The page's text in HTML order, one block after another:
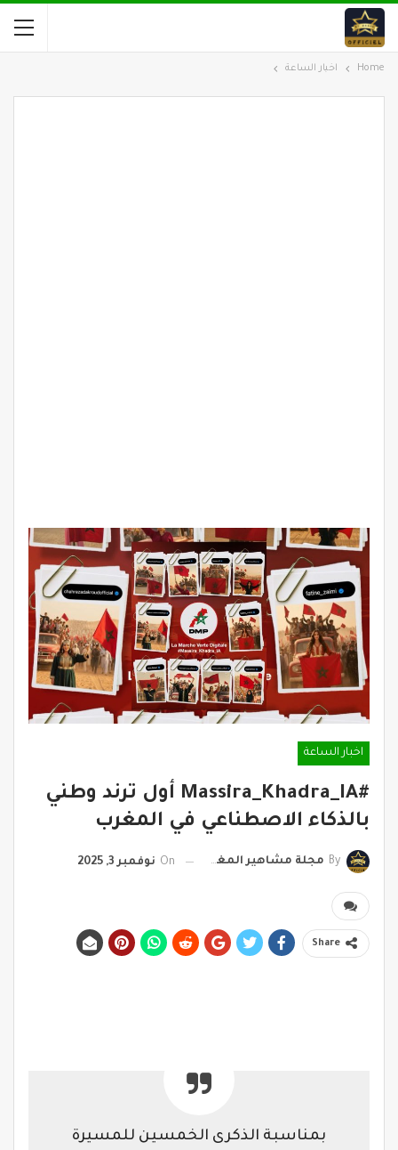
Home اخبار الساعة
اخبار الساعة
#Massira_Khadra_IA أول ترند وطني
بالذكاء الاصطناعي في المغرب
By مجلة مشاهير المغرب On نوفمبر 3, 2025
Share
بمناسبة الذكرى الخمسين للمسيرة